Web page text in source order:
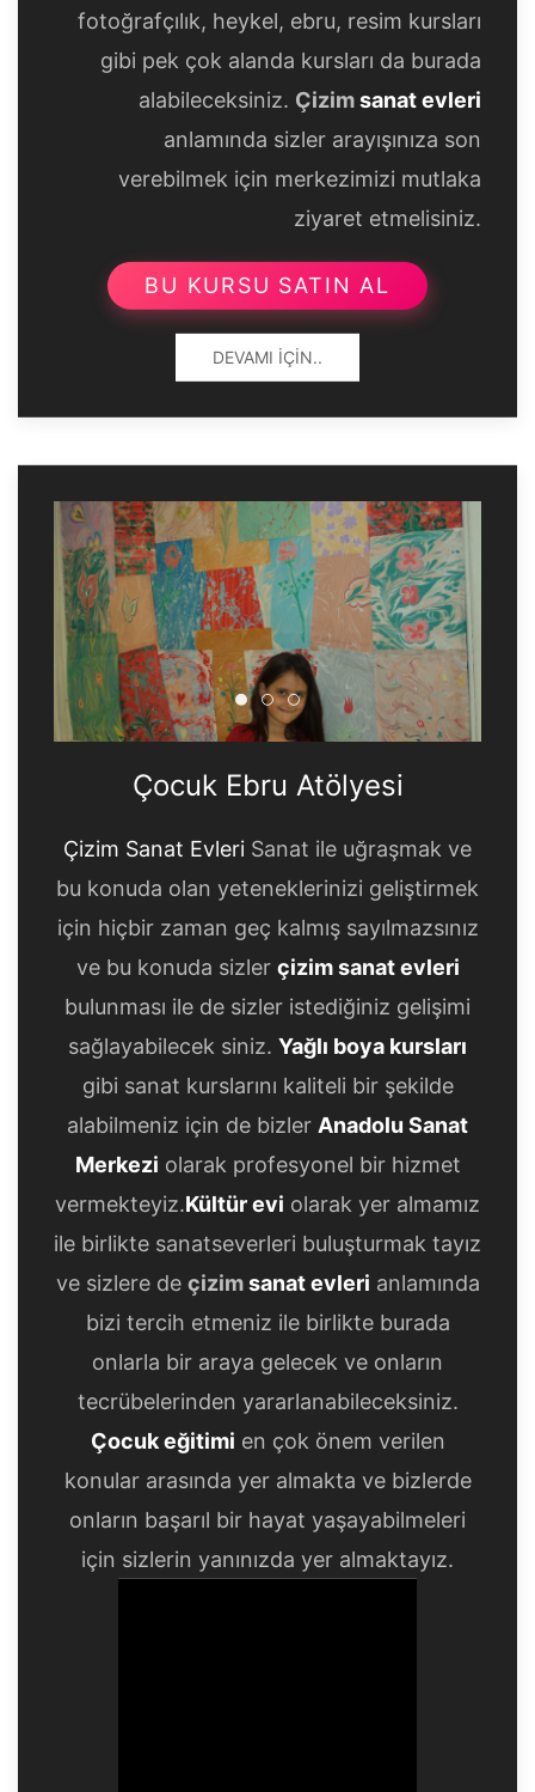
fotoğrafçılık, heykel, ebru, resim kursları
gibi pek çok alanda kursları da burada
alabileceksiniz. Çizimsanat evleri
anlamında sizler arayışınıza son
verebilmek için merkezimizi mutlaka
ziyaret etmelisiniz.
BU KURSU SATIN AL
DEVAMI İÇIN..
Çocuk Ebru Atölyesi
Çocuk Ebru Atölyesi
Çocuk Ebru Atölyesi
Çocuk Ebru Atölyesi
Çizim Sanat Evleri Sanat ile uğraşmak ve
bu konuda olan yeteneklerinizi geliştirmek
için hiçbir zaman geç kalmış sayılmazsınız
ve bu konuda sizler çizim sanat evleri
bulunması ile de sizler istediğiniz gelişimi
sağlayabilecek siniz. Yağlı boya kursları
gibi sanat kurslarını kaliteli bir şekilde
alabilmeniz için de bizler Anadolu Sanat
Merkezi olarak profesyonel bir hizmet
vermekteyiz.Kültür evi olarak yer almamız
ile birlikte sanatseverleri buluşturmak tayız
ve sizlere de çizimsanat evleri anlamında
bizi tercih etmeniz ile birlikte burada
onlarla bir araya gelecek ve onların
tecrübelerinden yararlanabileceksiniz.
Çocuk eğitimi en çok önem verilen
konular arasında yer almakta ve bizlerde
onların başarıl bir hayat yaşayabilmeleri
için sizlerin yanınızda yer almaktayız.